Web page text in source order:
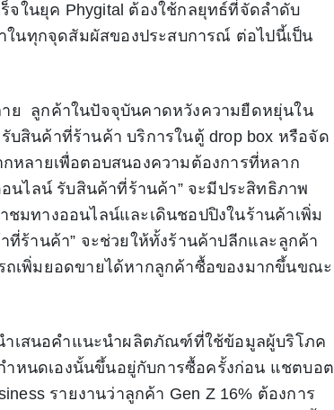
นยุค Phygital ต้องใช้กลยุทธ์ที่จัดลำดับ
นทุกจุดสัมผัสของประสบการณ์ ต่อไปนี้เป็น
ลูกค้าในปัจจุบันคาดหวังความยืดหยุ่นใน
บสินค้าที่ร้านค้า บริการในตู้ drop box หรือจัด
หลายเพื่อตอบสนองความต้องการที่หลาก
นไลน์ รับสินค้าที่ร้านค้า” จะมีประสิทธิภาพ
ชมทางออนไลน์และเดินชอปปิงในร้านค้าเพิ่ม
ที่ร้านค้า” จะช่วยให้ทั้งร้านค้าปลีกและลูกค้า
ถเพิ่มยอดขายได้หากลูกค้าซื้อของมากขึ้นขณะ
สนอคำแนะนำผลิตภัณฑ์ที่ใช้ข้อมูลผู้บริโภค
ำหนดเองนั้นขึ้นอยู่กับการซื้อครั้งก่อน แชตบอต
รายงานว่าลูกค้า Gen Z 16% ต้องการ